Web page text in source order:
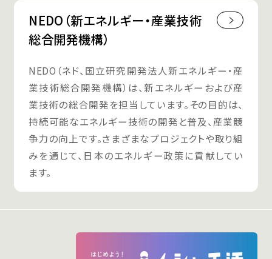
NEDO（新エネルギー・産業技術
総合開発機構）
NEDO（ネド、国立研究開発法人新エネルギー・産
業技術総合開発機構）は、新エネルギーおよび産
業技術の総合開発を担当しています。その目的は、
持続可能なエネルギー技術の開発と普及、産業競
争力の向上です。さまざまなプロジェクトや取り組
みを通じて、日本のエネルギー政策に貢献してい
ます。